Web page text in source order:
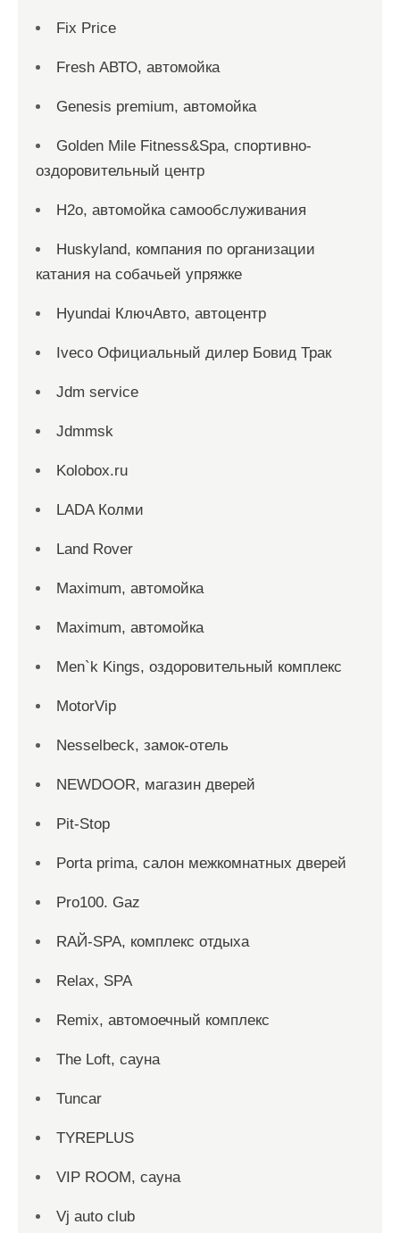
Fix Price
Fresh АВТО, автомойка
Genesis premium, автомойка
Golden Mile Fitness&Spa, спортивно-
оздоровительный центр
H2o, автомойка самообслуживания
Huskyland, компания по организации
катания на собачьей упряжке
Hyundai КлючАвто, автоцентр
Iveco Официальный дилер Бовид Трак
Jdm service
Jdmmsk
Kolobox.ru
LADA Колми
Land Rover
Maximum, автомойка
Maximum, автомойка
Men`k Kings, оздоровительный комплекс
MotorVip
Nesselbeck, замок-отель
NEWDOOR, магазин дверей
Pit-Stop
Porta prima, салон межкомнатных дверей
Pro100. Gaz
RAЙ-SPA, комплекс отдыха
Relax, SPA
Remix, автомоечный комплекс
The Loft, сауна
Tuncar
TYREPLUS
VIP ROOM, сауна
Vj auto club